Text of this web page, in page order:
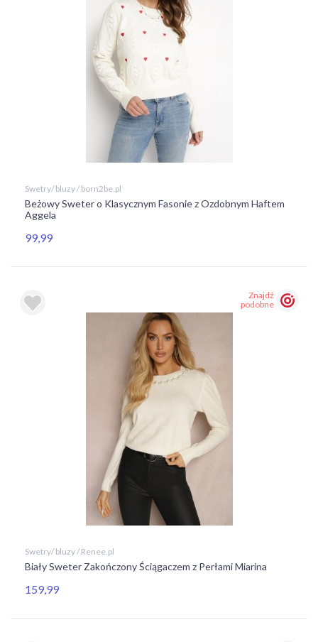
Swetry/ bluzy / born2be.pl
Beżowy Sweter o Klasycznym Fasonie z Ozdobnym Haftem
Aggela
99,99
Znajdź
podobne
Swetry/ bluzy / Renee.pl
Biały Sweter Zakończony Ściągaczem z Perłami Miarina
159,99